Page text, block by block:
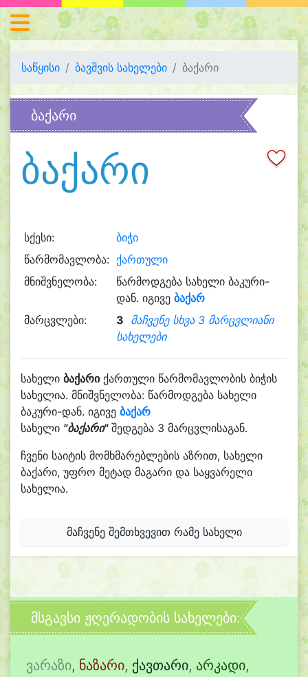
საწყისი ბავშვის სახელები ბაქარი
ბაქარი
ბაქარი
სქესი:
ბიჭი
წარმომავლობა: ქართული
მნიშვნელობა:
წარმოდგება სახელი ბაკური-
დან. იგივე ბაქარ
მარცვლები:
3 მაჩვენე სხვა 3 მარცვლიანი
სახელები
სახელი ბაქარიქართული წარმომავლობის ბიჭის
სახელია. მნიშვნელობა: წარმოდგება სახელი
ბაკური-დან. იგივე ბაქარ
სახელი "ბაქარი"შედგება 3 მარცვლისაგან.
ჩვენი საიტის მომხმარებლების აზრით, სახელი
ბაქარი, უფრო მეტად მაგარი და საყვარელი
სახელია.
მაჩვენე შემთხვევით რამე სახელი
მსგავსი ჟღერადობის სახელები:
ვარაზი, ნაზარი, ქავთარი, არკადი,